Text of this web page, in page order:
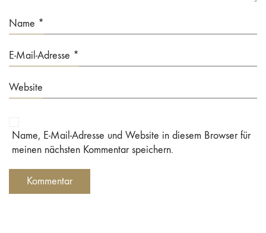
Name *
E-Mail-Adresse *
Website
Name, E-Mail-Adresse und Website in diesem Browser für
meinen nächsten Kommentar speichern.